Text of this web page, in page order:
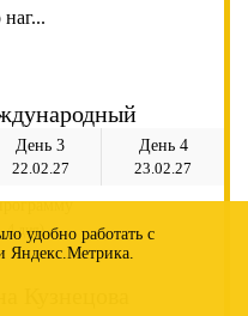
г. Великий
День 3
22.02.27
3 дня)
День 3
22.02.27
День 4
23.02.27
4 дня)
удобно работать с
Яндекс.Метрика.